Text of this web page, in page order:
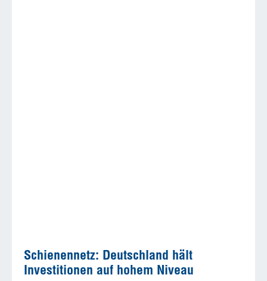
Schienennetz: Deutschland hält
Investitionen auf hohem Niveau